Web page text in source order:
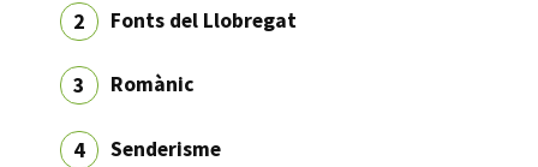
2 Fonts del Llobregat
3 Romànic
4 Senderisme